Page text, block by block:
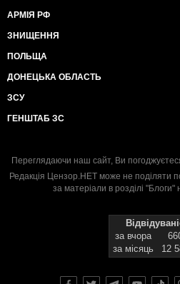
АРМІЯ РФ
ЗНИЩЕННЯ
ПОЛЬЩА
ДОНЕЦЬКА ОБЛАСТЬ
ЗСУ
ГЕНШТАБ ЗС
Переглядаючи наш сайт, Ви
Редакція Цензор.НЕТ може не поділяти
за матеріали в розділі "Блоги"
за вчора
за місяць
12